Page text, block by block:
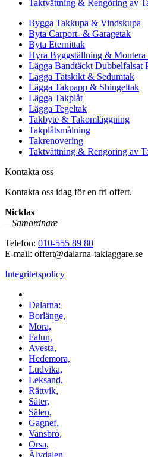
Taktvättning & Rengöring av
Bygga Takkupa & Vindskupa
Byta Carport- & Garagetak
Byta Eternittak
Hyra Byggställning & Montera
Lägga Bandtäckt Dubbelfalsat
Lägga Tätskikt & Sedumtak
Lägga Takpapp & Shingeltak
Lägga Takplåt
Lägga Tegeltak
Takbyte & Takomläggning
Takplåtsmålning
Takrenovering
Taktvättning & Rengöring av
Kontakta oss
Kontakta oss idag för en fri offert.
Nicklas
– Samordnare
Telefon: 010-555 89 80
E-mail: offert@dalarna-taklaggare.se
Integritetspolicy
Dalarna:
Borlänge,
Mora,
Falun,
Avesta,
Hedemora,
Ludvika,
Leksand,
Rättvik,
Säter,
Sälen,
Gagnef,
Vansbro,
Orsa,
Älvdalen,